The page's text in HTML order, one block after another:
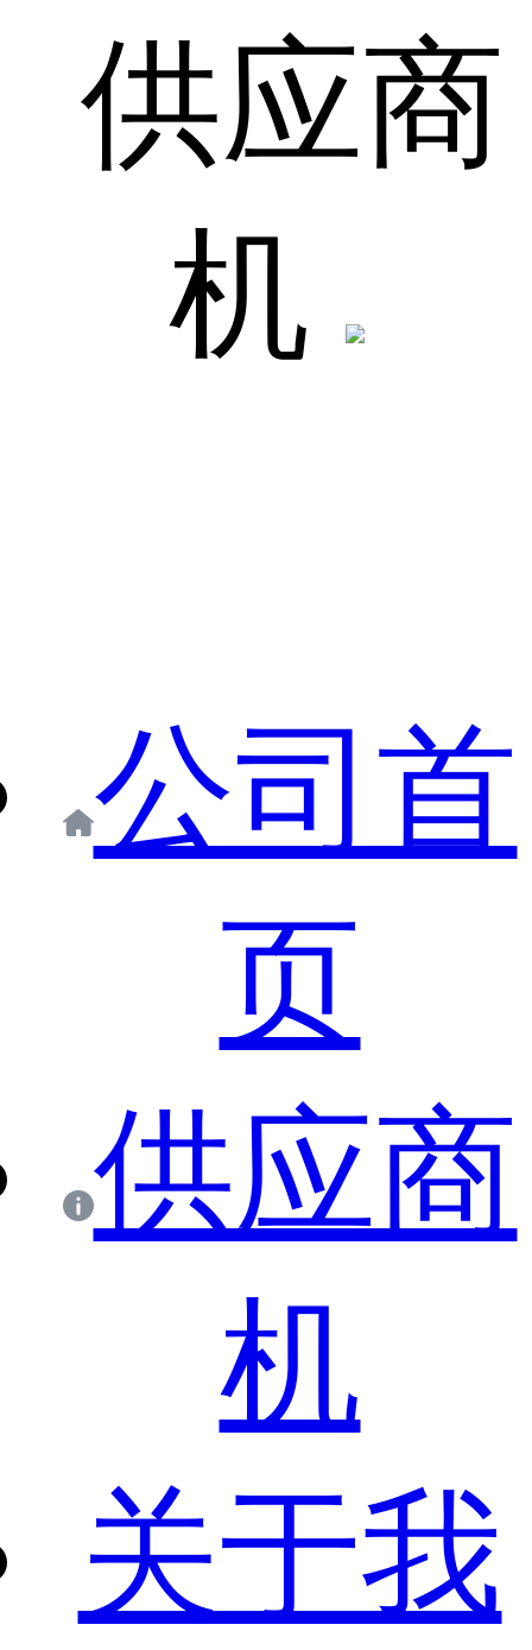
供应商
机
公司首
页
供应商
机
关于我